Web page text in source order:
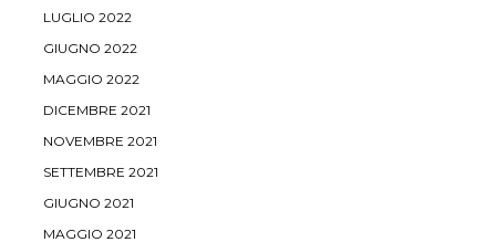
LUGLIO 2022
GIUGNO 2022
MAGGIO 2022
DICEMBRE 2021
NOVEMBRE 2021
SETTEMBRE 2021
GIUGNO 2021
MAGGIO 2021